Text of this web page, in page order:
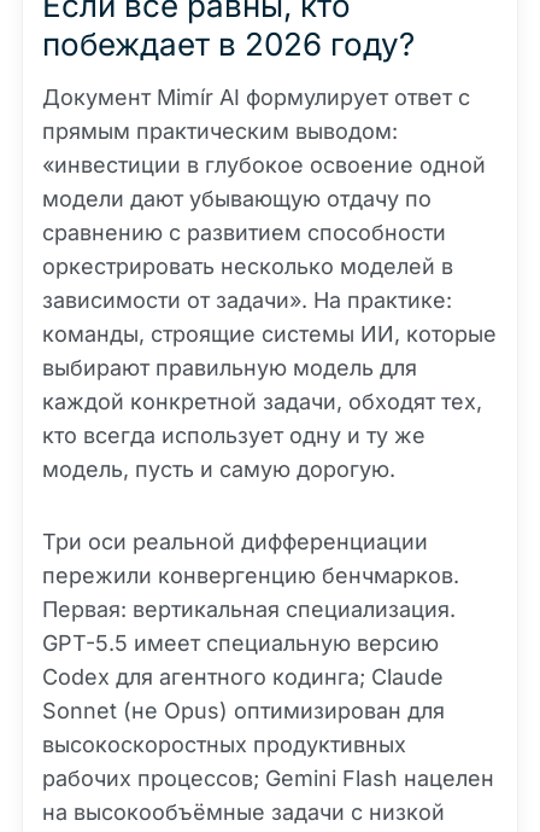
побеждает в 2026 году?
Документ Mimír AI формулирует ответ с
прямым практическим выводом:
«инвестиции в глубокое освоение одной
модели дают убывающую отдачу по
сравнению с развитием способности
оркестрировать несколько моделей в
зависимости от задачи». На практике:
команды, строящие системы ИИ, которые
выбирают правильную модель для
каждой конкретной задачи, обходят тех,
кто всегда использует одну и ту же
модель, пусть и самую дорогую.
Три оси реальной дифференциации
пережили конвергенцию бенчмарков.
Первая: вертикальная специализация.
GPT-5.5 имеет специальную версию
Codex для агентного кодинга; Claude
Sonnet (не Opus) оптимизирован для
высокоскоростных продуктивных
рабочих процессов; Gemini Flash нацелен
на высокообъёмные задачи с низкой